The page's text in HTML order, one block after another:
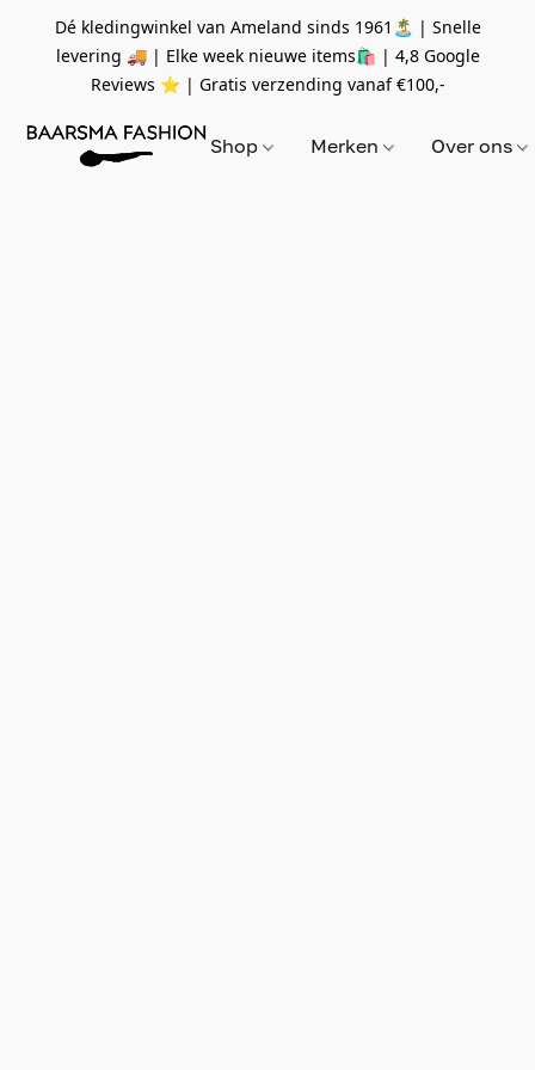
Dé kledingwinkel van Ameland sinds 1961🏝 | Snelle
levering 🚚 | Elke week nieuwe items🛍 | 4,8 Google
Reviews ⭐️ | Gratis verzending vanaf€100,-
Shop Merken Over ons